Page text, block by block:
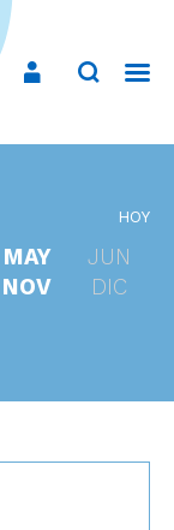
HOY
MAY
JUN
NOV DIC